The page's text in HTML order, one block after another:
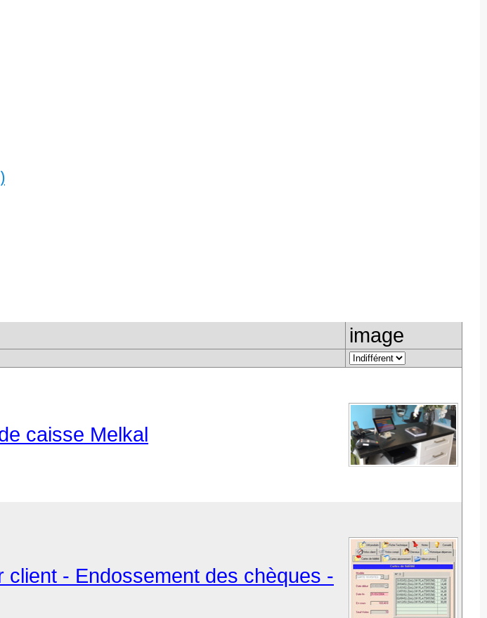
image
caisse Melkal
- Endossement des chèques -